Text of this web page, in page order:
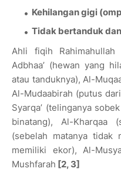
Kehilangan gigi
Tidak bertanduk
Ahli fiqih
Adbhaa’ (hewan yang
atau tanduknya), Al-
Al-Mudaabirah (putus
Syarqa’ (telinganya
binatang), Al-Kharqaa
(sebelah matanya tidak
memiliki ekor), Al-
Mushfarah [2, 3]